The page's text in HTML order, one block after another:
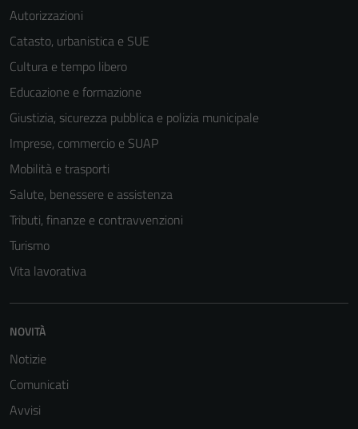
Autorizzazioni
Catasto, urbanistica e SUE
Cultura e tempo libero
Educazione e formazione
Giustizia, sicurezza pubblica e polizia municipale
Imprese, commercio e SUAP
Mobilità e trasporti
Salute, benessere e assistenza
Tributi, finanze e contravvenzioni
Turismo
Vita lavorativa
NOVITÀ
Notizie
Comunicati
Avvisi